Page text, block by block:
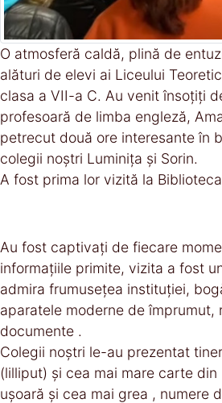
O atmosferă caldă, plină de
alături de elevi ai Liceului
clasa a VII-a C. Au venit însoțiți
profesoară de limba engleză,
petrecut două ore interesante în
colegii noștri Luminița și Sorin.
A fost prima lor vizită la
Au fost captivați de fiecare
informațiile primite, vizita a fost
admira frumusețea instituției,
aparatele moderne de împrumut,
documente .
Colegii noștri le-au prezentat
(lilliput) și cea mai mare carte
ușoară și cea mai grea , numere